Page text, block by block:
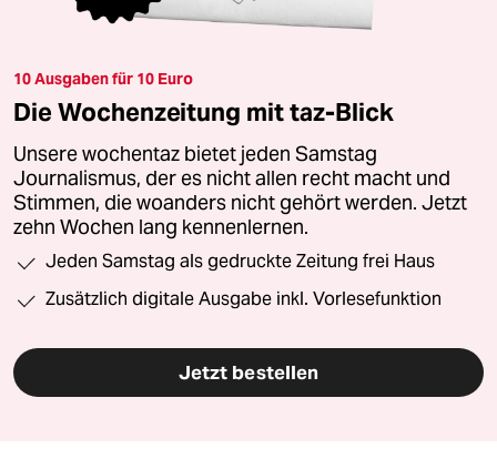
10 Ausgaben für 10 Euro
Die Wochenzeitung mit taz-Blick
Unsere wochentaz bietet jeden Samstag
Journalismus, der es nicht allen recht macht und
Stimmen, die woanders nicht gehört werden. Jetzt
zehn Wochen lang kennenlernen.
Jeden Samstag als gedruckte Zeitung frei Haus
Zusätzlich digitale Ausgabe inkl. Vorlesefunktion
Jetzt bestellen